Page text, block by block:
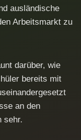
ausländische
Arbeitsmarkt zu
darüber, wie
bereits mit
an den
sehr.